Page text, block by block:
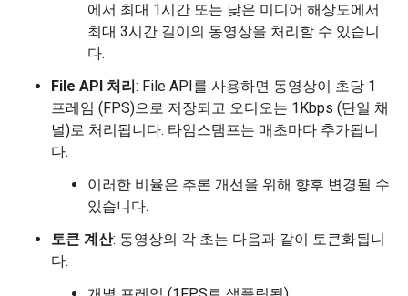
에서 최대 1시간 또는 낮은 미디어 해상도에서
최대 3시간 길이의 동영상을 처리할 수 있습니
다.
File API 처리: File API를 사용하면 동영상이 초당 1
프레임 (FPS)으로 저장되고 오디오는 1Kbps (단일 채
널)로 처리됩니다. 타임스탬프는 매초마다 추가됩니
다.
이러한 비율은 추론 개선을 위해 향후 변경될 수
있습니다.
토큰 계산: 동영상의 각 초는 다음과 같이 토큰화됩니
다.